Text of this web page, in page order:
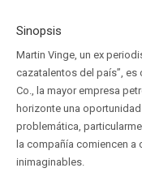
Sinopsis
Martin Vinge, un ex
cazatalentos del país”,
Co., la mayor empresa
horizonte una
problemática,
la compañía comiencen
inimaginables.